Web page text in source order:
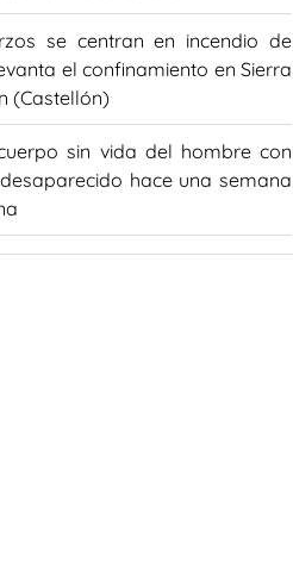
se centran en incendio de
el confinamiento en Sierra
(Castellón)
sin vida del hombre con
hace una semana